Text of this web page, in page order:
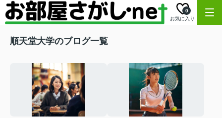
お気に入り
0
順天堂大学のブログ一覧